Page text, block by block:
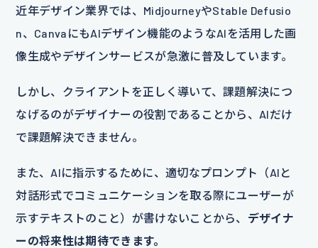
近年デザイン業界では、MidjourneyやStable Defusio
n、CanvaにもAIデザイン機能のようなAIを活用した画
像生成やデザインサービスが急激に普及しています。
しかし、クライアントを正しく導いて、課題解決につ
なげるのがデザイナーの役割であることから、AIだけ
で課題解決できません。
また、AIに指示するために、適切なプロンプト（AIと
対話形式でコミュニケーションを取る際にユーザーが
示すテキストのこと）が書けないことから、 デザイナ
ーの将来性は期待できます。